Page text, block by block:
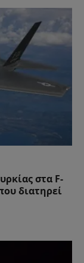
στα F-
διατηρεί